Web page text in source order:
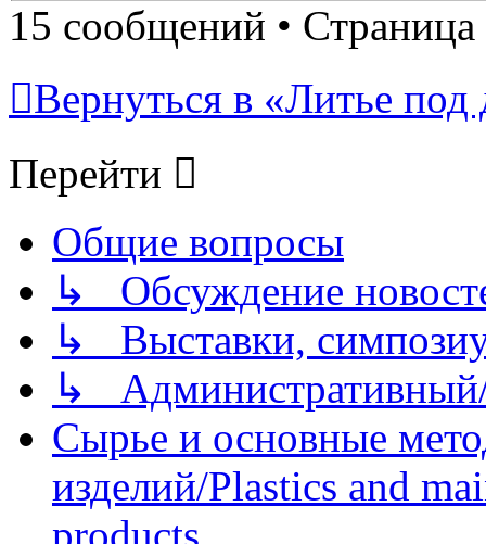
15 сообщений • Страница
Вернуться в «Литье
Перейти
Общие вопросы
↳ Обсуждение
↳ Выставки,
↳
Сырье и основные
изделий/Plastics and